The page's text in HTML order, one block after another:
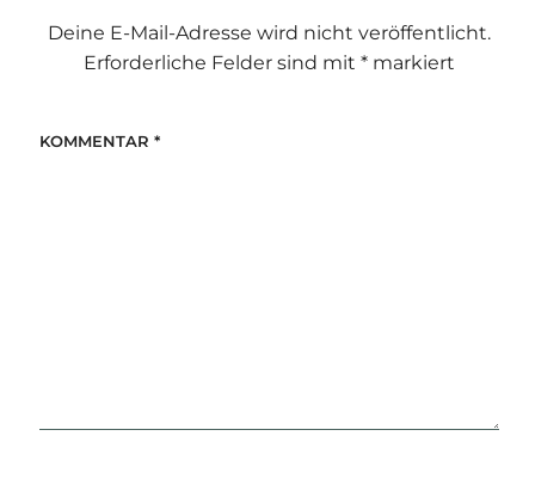
Deine E-Mail-Adresse wird nicht veröffentlicht.
Erforderliche Felder sind mit *markiert
KOMMENTAR *